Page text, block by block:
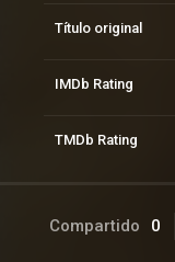
Título original
IMDb Rating
TMDb Rating
Compartido 0